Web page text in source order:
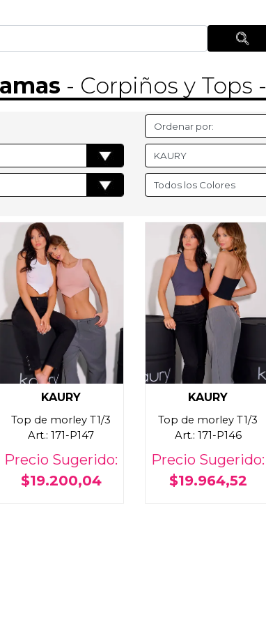
- Corpiños y Tops -
KAURY
Top de morley T1/3
Art.: 171-P147
Precio Sugerido:
$19.200,04
KAURY
Top de morley T1/3
Art.: 171-P146
Precio Sugerido:
$19.964,52